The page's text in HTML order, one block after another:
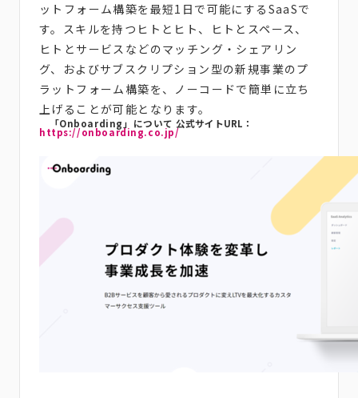
ットフォーム構築を最短1日で可能にするSaaSで
す。スキルを持つヒトとヒト、ヒトとスペース、
ヒトとサービスなどのマッチング・シェアリン
グ、およびサブスクリプション型の新規事業のプ
ラットフォーム構築を、ノーコードで簡単に立ち
上げることが可能となります。
「Onboarding」について公式サイトURL：
https://onboarding.co.jp/